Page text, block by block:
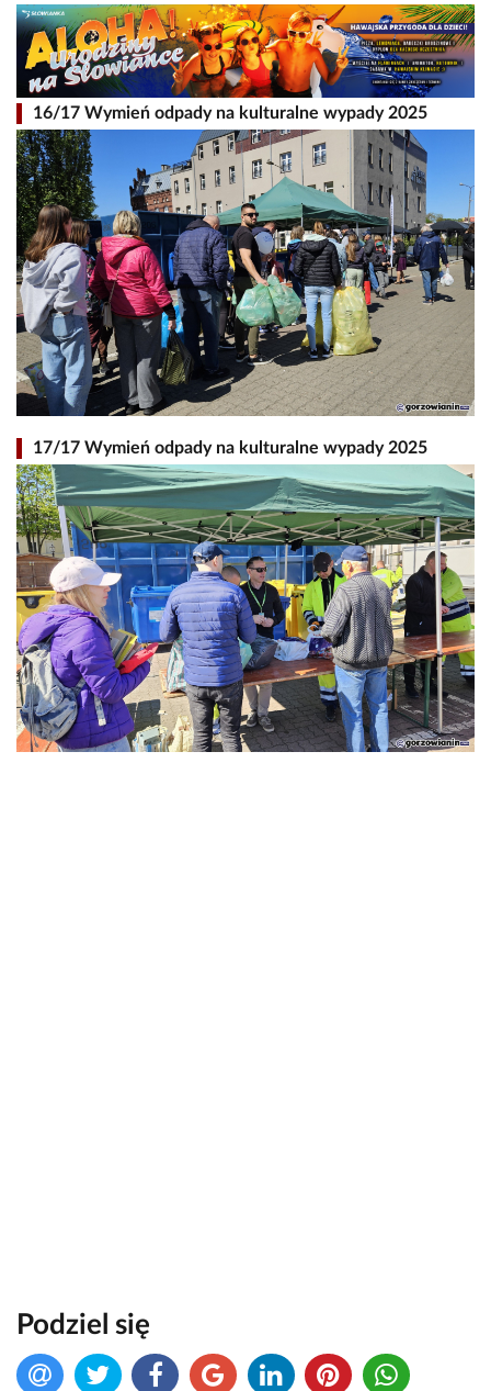
16/17 Wymień odpady na kulturalne wypady 2025
17/17 Wymień odpady na kulturalne wypady 2025
Podziel się